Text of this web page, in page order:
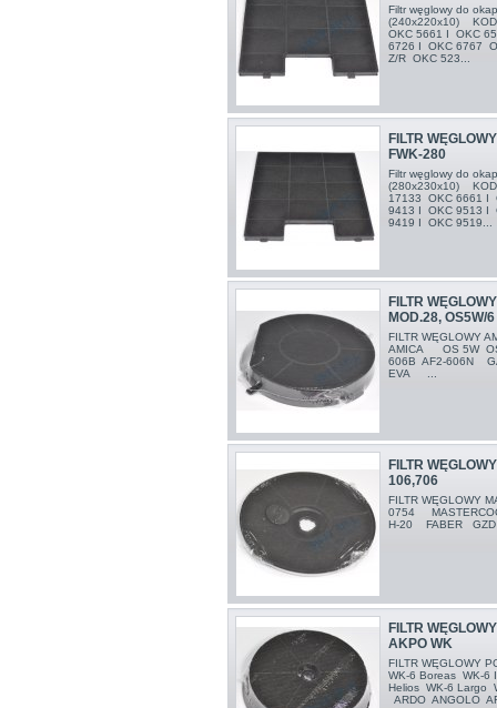
Filtr węglowy do
(240x220x10)
OKC 5661 I OKC
6726 I OKC 6767
Z/R OKC 523...
FILTR
FWK-280
Filtr węglowy do
(280x230x10)
17133 OKC 6661 I
9413 I OKC 9513 I
9419 I OKC 9519...
FILTR
MOD.28, OS5W/6
FILTR WĘGLOWY
AMICA OS 5W
606B AF2-606N
EVA ...
FILTR
106,706
FILTR WĘGLOWY
0754
H-20 FABER
FILTR
AKPO WK
FILTR WĘGLOWY
WK-6 Boreas WK-6
Helios WK-6 Largo
ARDO ANGOLO